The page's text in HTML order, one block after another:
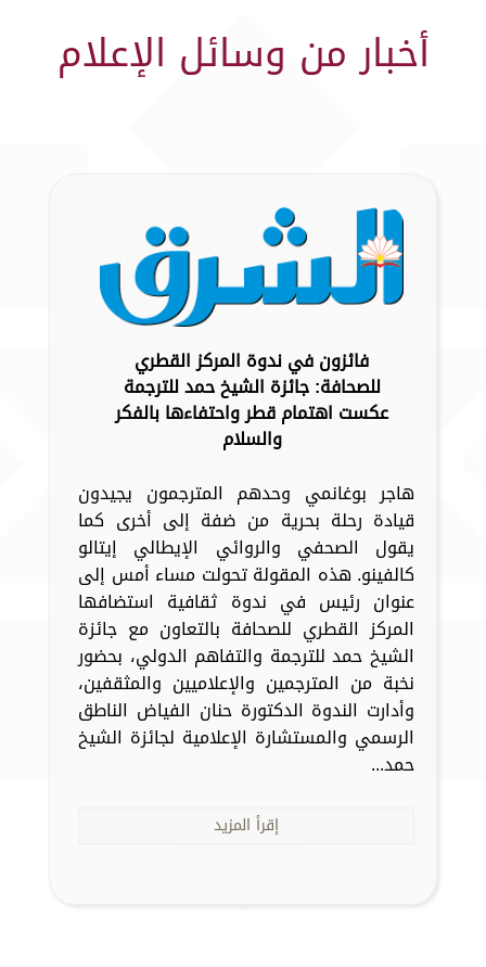
أخبار من وسائل الإعلام
فائزون في ندوة المركز القطري
للصحافة: جائزة الشيخ حمد للترجمة
عكست اهتمام قطر واحتفاءها بالفكر
والسلام
هاجر بوغانمي وحدهم المترجمون يجيدون
قيادة رحلة بحرية من ضفة إلى أخرى كما
يقول الصحفي والروائي الإيطالي إيتالو
كالفينو. هذه المقولة تحولت مساء أمس إلى
عنوان رئيس في ندوة ثقافية استضافها
المركز القطري للصحافة بالتعاون مع جائزة
الشيخ حمد للترجمة والتفاهم الدولي، بحضور
نخبة من المترجمين والإعلاميين والمثقفين،
وأدارت الندوة الدكتورة حنان الفياض الناطق
الرسمي والمستشارة الإعلامية لجائزة الشيخ
حمد...
إقرأ المزيد